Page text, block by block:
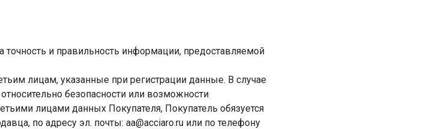
точность и правильность информации, предоставляемой
лицам, указанные при регистрации данные. В случае
безопасности или возможности
лицами данных Покупателя, Покупатель обязуется
по адресу эл. почты: aa@acciaro.ru или по телефону